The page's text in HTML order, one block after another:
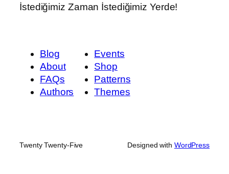
İstediğimiz Zaman İstediğimiz Yerde!
Blog
About
FAQs
Authors
Events
Shop
Patterns
Themes
Twenty Twenty-Five Designed with WordPress